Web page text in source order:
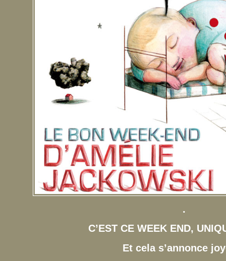
.
C’EST CE WEEK END,
Et cela s’annonce